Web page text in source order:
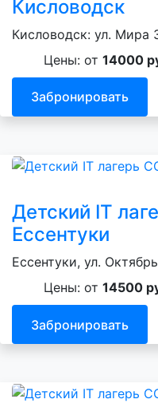
Кисловодск
Кисловодск: ул. Мира
Цены: от 14000
Забронировать
Детский IT
Ессентуки
Ессентуки, ул.
Цены: от 14500
Забронировать